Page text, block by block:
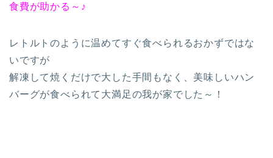
食費が助かる～♪
レトルトのように温めてすぐ食べられるおかずではな
いですが
解凍して焼くだけで大した手間もなく、美味しいハン
バーグが食べられて大満足の我が家でした～！